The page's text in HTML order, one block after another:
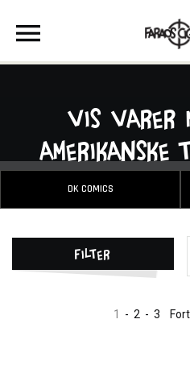
Vis varer
amerikanske
DK COMICS
Filter
1 - 2 - 3